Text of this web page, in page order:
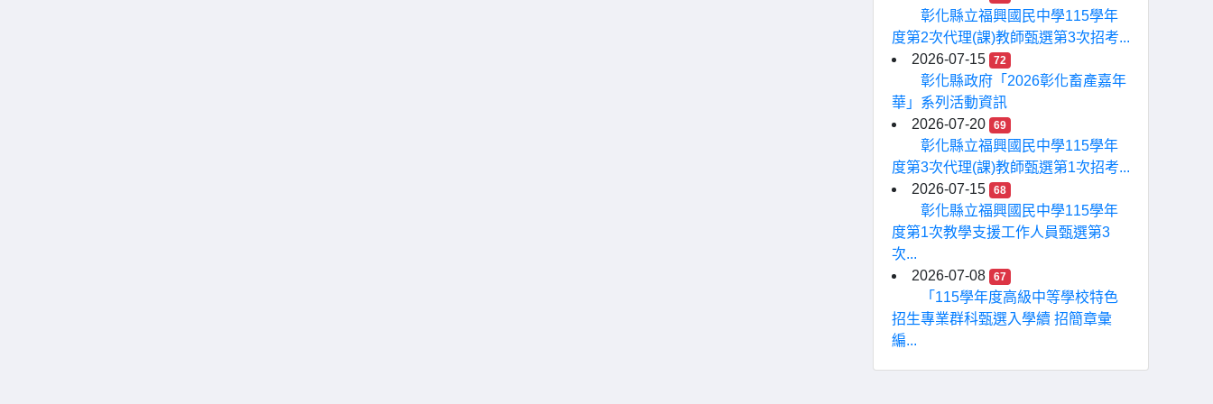
彰化縣立福興國民中學115學年
度第2次代理(課)教師甄選第3次招考...
2026-07-15
72
彰化縣政府「2026彰化畜產嘉年
華」系列活動資訊
2026-07-20
69
彰化縣立福興國民中學115學年
度第3次代理(課)教師甄選第1次招考...
2026-07-15
68
彰化縣立福興國民中學115學年
度第1次教學支援工作人員甄選第3
次...
2026-07-08
67
「115學年度高級中等學校特色
招生專業群科甄選入學續 招簡章彙
編...